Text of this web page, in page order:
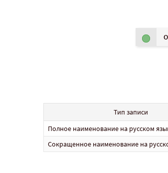
Тип записи
Полное наименование на русском
Сокращенное наименование на